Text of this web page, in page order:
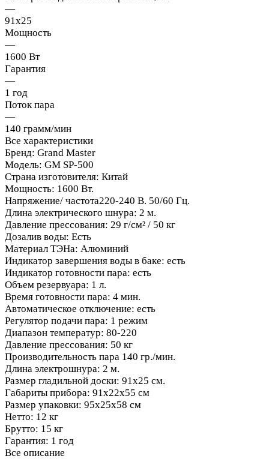
—
91x25
Мощность
—
1600 Вт
Гарантия
—
1 год
Поток пара
—
140 грамм/мин
Все характеристики
Бренд: Grand Master
Модель: GM SP-500
Страна изготовителя: Китай
Мощность: 1600 Вт.
Напряжение/ частота220-240 В. 50/60 Гц.
Длина электрического шнура: 2 м.
Давление прессования: 29 г/см² / 50 кг
Дозалив воды: Есть
Материал ТЭНа: Алюминий
Индикатор завершения воды в баке: есть
Индикатор готовности пара: есть
Объем резервуара: 1 л.
Время готовности пара: 4 мин.
Автоматическое отключение: есть
Регулятор подачи пара: 1 режим
Диапазон температур: 80-220
Давление прессования: 50 кг
Производительность пара 140 гр./мин.
Длина электрошнура: 2 м.
Размер гладильной доски: 91х25 см.
Габариты прибора: 91х22х55 см
Размер упаковки: 95х25х58 см
Нетто: 12 кг
Брутто: 15 кг
Гарантия: 1 год
Все описание